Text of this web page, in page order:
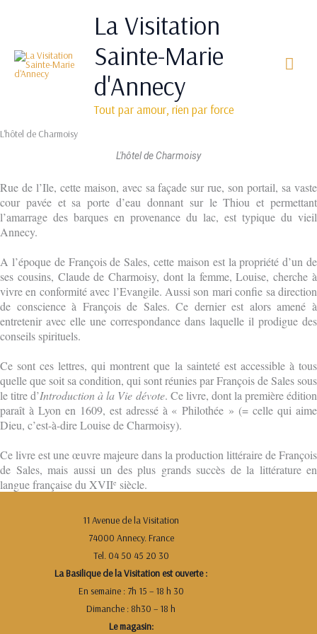
La Visitation
Sainte-Marie
d'Annecy
Tout par amour, rien par force
L'hôtel de Charmoisy
L'hôtel de Charmoisy
Rue de l’Ile, cette maison, avec sa façade sur rue, son portail, sa vaste
cour pavée et sa porte d’eau donnant sur le Thiou et permettant
l’amarrage des barques en provenance du lac, est typique du vieil
Annecy.
A l’époque de François de Sales, cette maison est la propriété d’un de
ses cousins, Claude de Charmoisy, dont la femme, Louise, cherche à
vivre en conformité avec l’Evangile. Aussi son mari confie sa direction
de conscience à François de Sales. Ce dernier est alors amené à
entretenir avec elle une correspondance dans laquelle il prodigue des
conseils spirituels.
Ce sont ces lettres, qui montrent que la sainteté est accessible à tous
quelle que soit sa condition, qui sont réunies par François de Sales sous
le titre d’Introduction à la Vie dévote. Ce livre, dont la première édition
paraît à Lyon en 1609, est adressé à « Philothée » (= celle qui aime
Dieu, c’est-à-dire Louise de Charmoisy).
Ce livre est une œuvre majeure dans la production littéraire de François
de Sales, mais aussi un des plus grands succès de la littérature en
langue française du XVIIe siècle.
11 Avenue de la Visitation
74000 Annecy. France
Tel. 04 50 45 20 30
La Basilique de la Visitation est ouverte :
En semaine : 7h 15 – 18 h 30
Dimanche : 8h30 – 18 h
Le magasin: